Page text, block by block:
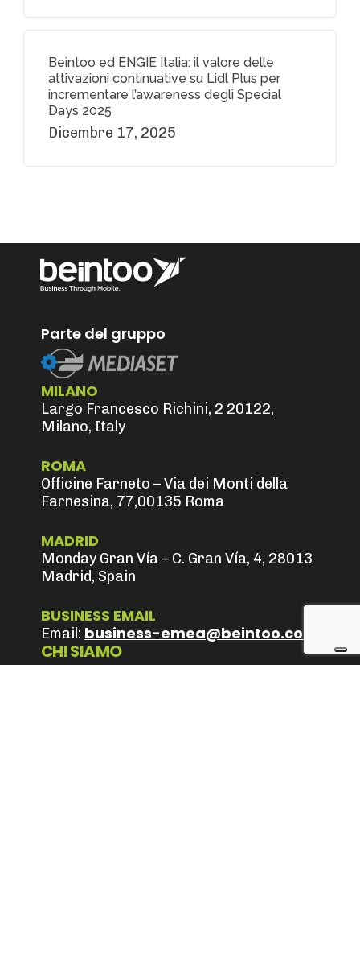
Beintoo ed ENGIE Italia: il valore delle
attivazioni continuative su Lidl Plus per
incrementare l’awareness degli Special
Days 2025
Dicembre 17, 2025
Parte del gruppo
MILANO
Largo Francesco Richini, 2 20122,
Milano, Italy
ROMA
Officine Farneto – Via dei Monti della
Farnesina, 77,00135 Roma
MADRID
Monday Gran Vía – C. Gran Vía, 4, 28013
Madrid, Spain
BUSINESS EMAIL
Email: business-emea@beintoo.com
CHI SIAMO